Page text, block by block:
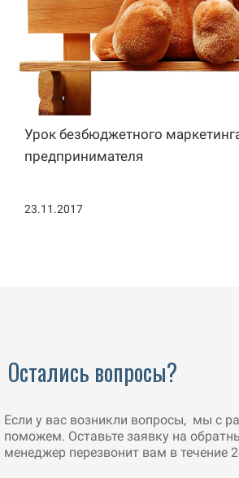
Урок безбюджетного
предпринимателя
23.11.2017
Остались вопросы?
Если у вас возникли вопросы, мы с
поможем. Оставьте заявку на
менеджер перезвонит вам в течение